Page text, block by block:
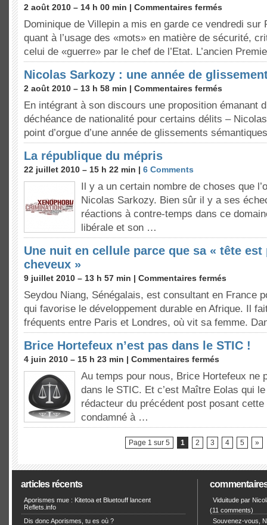
2 août 2010 – 14 h 00 min | Commentaires fermés
Dominique de Villepin a mis en garde ce vendredi sur
quant à l’usage des «mots» en matière de sécurité,
celui de «guerre» par le chef de l’Etat. L’ancien
Nicolas Sarkozy : une année de
2 août 2010 – 13 h 58 min | Commentaires fermés
En intégrant à son discours une proposition émanant
déchéance de nationalité pour certains délits –
point d’orgue d’une année de glissements
La république du mépris
22 juillet 2010 – 15 h 22 min | 6 Comments
Il y a un certain nombre de choses que
Nicolas Sarkozy. Bien sûr il y a ses
réactions à contre-temps dans ce
libérale et son …
Une nuit en cellule parce que sa « tête est
cheveux »
9 juillet 2010 – 13 h 57 min | Commentaires fermés
Seydou Niang, Sénégalais, est consultant en France
qui favorise le développement durable en Afrique. Il
fréquents entre Paris et Londres, où vit sa femme.
Brice Hortefeux n’est pas dans le STIC !
4 juin 2010 – 15 h 23 min | Commentaires fermés
Au temps pour nous, Brice Hortefeux ne
dans le STIC. Et c’est Maître Eolas qui
rédacteur du précédent post posant cette
condamné à …
Page 1 sur 5 1 2 3 4 5 »
articles récents
Aporismes mue : Kitetoa et Bluetouff lancent
Reflets.info
Dis donc Aporismes, tu es où ?
Viduitude par
(11 comments)
Souvenez-vous,